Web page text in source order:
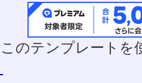
このテンプレート